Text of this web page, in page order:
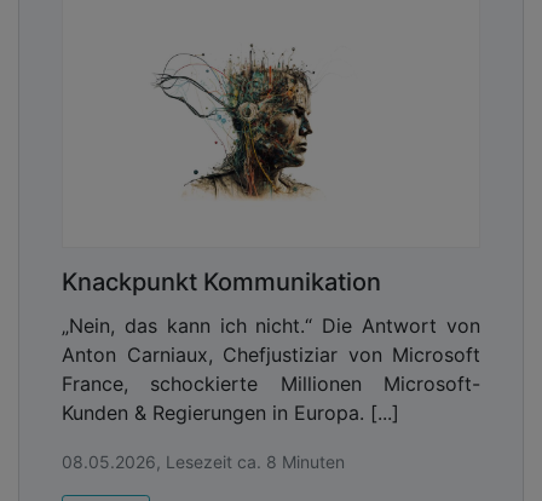
Knackpunkt Kommunikation
„Nein, das kann ich nicht.“ Die Antwort von
Anton Carniaux, Chefjustiziar von Microsoft
France, schockierte Millionen Microsoft-
Kunden & Regierungen in Europa. [...]
08.05.2026, Lesezeit ca. 8 Minuten